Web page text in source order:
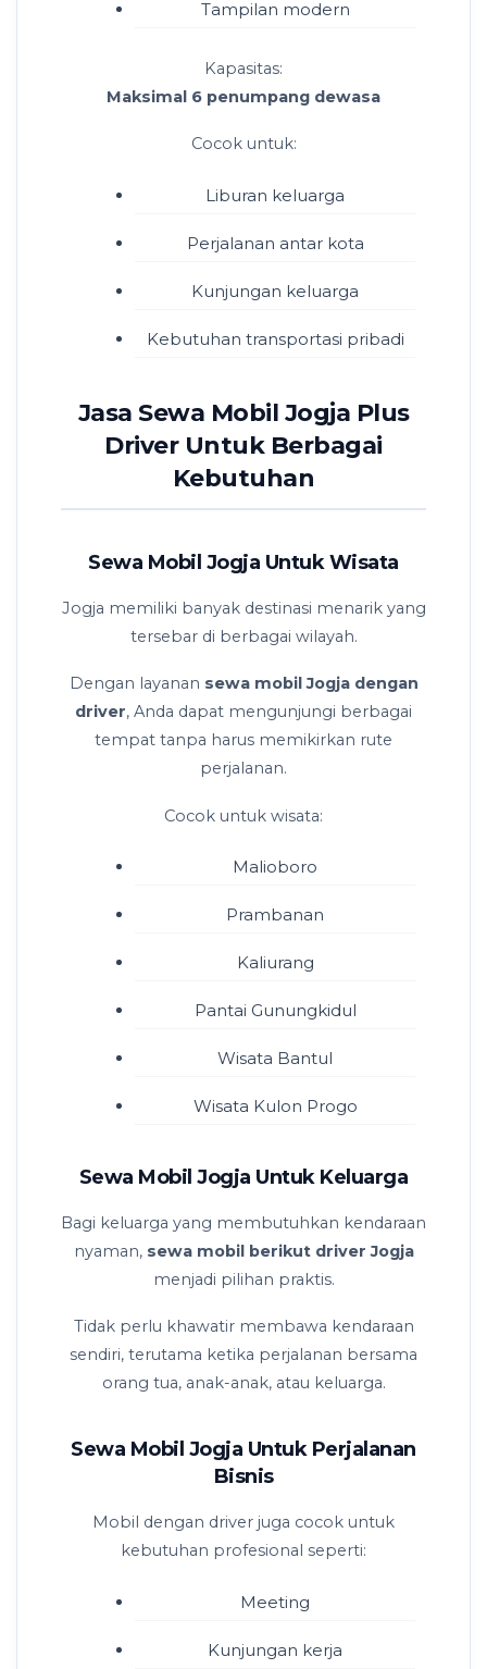
Tampilan modern
Kapasitas:
Maksimal 6 penumpang dewasa
Cocok untuk:
Liburan keluarga
Perjalanan antar kota
Kunjungan keluarga
Kebutuhan transportasi pribadi
Jasa Sewa Mobil Jogja Plus
Driver Untuk Berbagai
Kebutuhan
Sewa Mobil Jogja Untuk Wisata
Jogja memiliki banyak destinasi menarik yang
tersebar di berbagai wilayah.
Dengan layanan sewa mobil Jogja dengan
driver, Anda dapat mengunjungi berbagai
tempat tanpa harus memikirkan rute
perjalanan.
Cocok untuk wisata:
Malioboro
Prambanan
Kaliurang
Pantai Gunungkidul
Wisata Bantul
Wisata Kulon Progo
Sewa Mobil Jogja Untuk Keluarga
Bagi keluarga yang membutuhkan kendaraan
nyaman, sewa mobil berikut driver Jogja
menjadi pilihan praktis.
Tidak perlu khawatir membawa kendaraan
sendiri, terutama ketika perjalanan bersama
orang tua, anak-anak, atau keluarga.
Sewa Mobil Jogja Untuk Perjalanan
Bisnis
Mobil dengan driver juga cocok untuk
kebutuhan profesional seperti:
Meeting
Kunjungan kerja